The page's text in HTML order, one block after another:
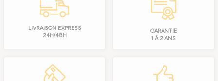
LIVRAISON EXPRESS
24H/48H
GARANTIE
1 À 2 ANS